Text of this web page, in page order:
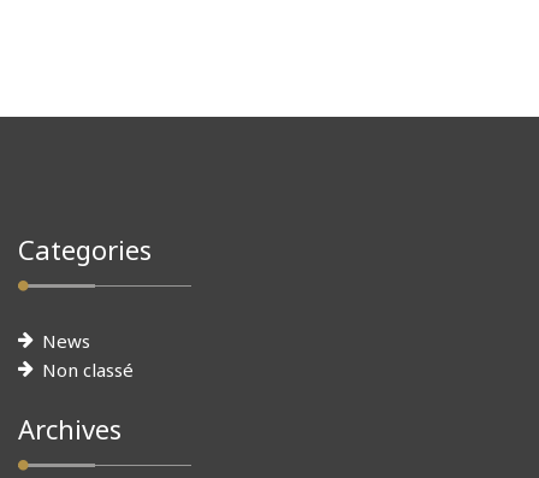
Categories
News
Non classé
Archives